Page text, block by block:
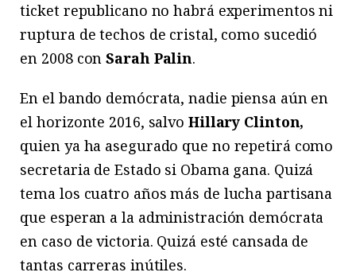
ticket republicano no habrá experimentos ni
ruptura de techos de cristal, como sucedió
en 2008 conSarah Palin.
En el bando demócrata, nadie piensa aún en
el horizonte 2016, salvo Hillary Clinton,
quien ya ha asegurado que no repetirá como
secretaria de Estado si Obama gana. Quizá
tema los cuatro años más de lucha partisana
que esperan a la administración demócrata
en caso de victoria. Quizá esté cansada de
tantas carreras inútiles.